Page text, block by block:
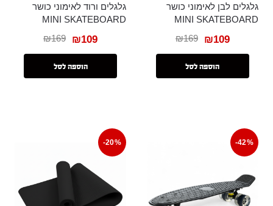
גלגלים לבן לאימוני כושר
MINI SKATEBOARD
₪169 ₪109
הוספה לסל
גלגלים ורוד לאימוני כושר
MINI SKATEBOARD
₪169 ₪109
הוספה לסל
-42%
-20%